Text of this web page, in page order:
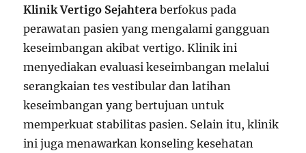
Klinik Vertigo Sejahtera berfokus pada
perawatan pasien yang mengalami gangguan
keseimbangan akibat vertigo. Klinik ini
menyediakan evaluasi keseimbangan melalui
serangkaian tes vestibular dan latihan
keseimbangan yang bertujuan untuk
memperkuat stabilitas pasien. Selain itu, klinik
ini juga menawarkan konseling kesehatan